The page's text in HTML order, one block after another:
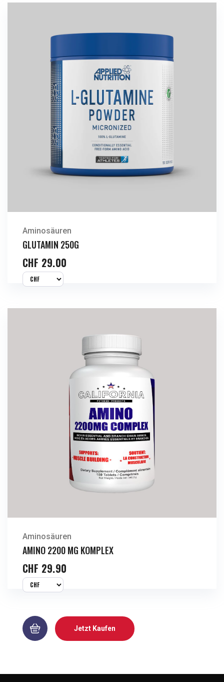
Aminosäuren
GLUTAMIN 250G
CHF 29.00
Aminosäuren
AMINO 2200 MG KOMPLEX
CHF 29.90
Jetzt Kaufen